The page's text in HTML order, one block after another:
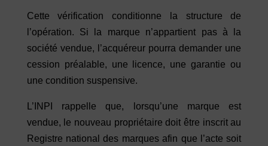
Cette vérification conditionne la structure de
l’opération. Si la marque n’appartient pas à la
société vendue, l’acquéreur pourra demander une
cession préalable, une licence, une garantie ou
une condition suspensive.
L’INPI rappelle que, lorsqu’une marque est
vendue, le nouveau propriétaire doit être inscrit au
Registre national des marques afin que l’acte soit